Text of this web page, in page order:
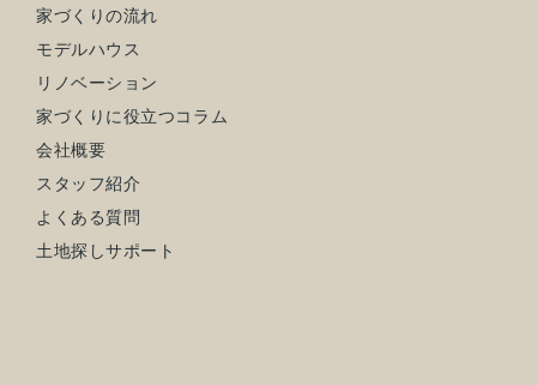
家づくりの流れ
モデルハウス
リノベーション
家づくりに役立つコラム
会社概要
スタッフ紹介
よくある質問
土地探しサポート